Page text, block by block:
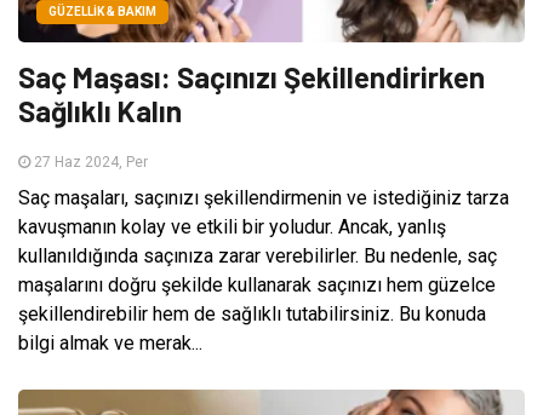
GÜZELLIK & BAKIM
Saç Maşası: Saçınızı Şekillendirirken
Sağlıklı Kalın
27 Haz 2024, Per
Saç maşaları, saçınızı şekillendirmenin ve istediğiniz tarza
kavuşmanın kolay ve etkili bir yoludur. Ancak, yanlış
kullanıldığında saçınıza zarar verebilirler. Bu nedenle, saç
maşalarını doğru şekilde kullanarak saçınızı hem güzelce
şekillendirebilir hem de sağlıklı tutabilirsiniz. Bu konuda
bilgi almak ve merak...